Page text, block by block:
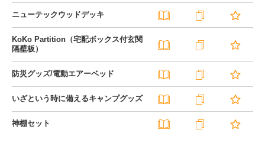
ニューテックウッドデッキ
KoKo Partition（宅配ボックス付玄関
隔壁板）
防災グッズ/電動エアーベッド
いざという時に備えるキャンプグッズ
神棚セット